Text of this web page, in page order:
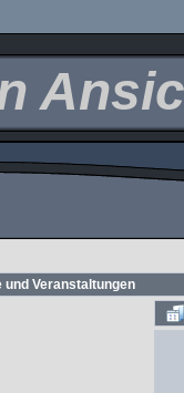
und Veranstaltungen